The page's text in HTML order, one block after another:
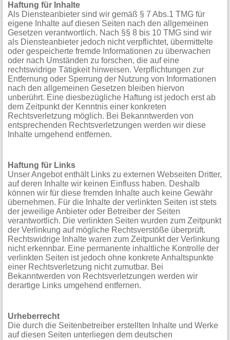
Haftung für Inhalte
Als Diensteanbieter sind wir gemäß § 7 Abs.1 TMG für
eigene Inhalte auf diesen Seiten nach den allgemeinen
Gesetzen verantwortlich. Nach §§ 8 bis 10 TMG sind wir
als Diensteanbieter jedoch nicht verpflichtet, übermittelte
oder gespeicherte fremde Informationen zu überwachen
oder nach Umständen zu forschen, die auf eine
rechtswidrige Tätigkeit hinweisen. Verpflichtungen zur
Entfernung oder Sperrung der Nutzung von Informationen
nach den allgemeinen Gesetzen bleiben hiervon
unberührt. Eine diesbezügliche Haftung ist jedoch erst ab
dem Zeitpunkt der Kenntnis einer konkreten
Rechtsverletzung möglich. Bei Bekanntwerden von
entsprechenden Rechtsverletzungen werden wir diese
Inhalte umgehend entfernen.
Haftung für Links
Unser Angebot enthält Links zu externen Webseiten Dritter,
auf deren Inhalte wir keinen Einfluss haben. Deshalb
können wir für diese fremden Inhalte auch keine Gewähr
übernehmen. Für die Inhalte der verlinkten Seiten ist stets
der jeweilige Anbieter oder Betreiber der Seiten
verantwortlich. Die verlinkten Seiten wurden zum Zeitpunkt
der Verlinkung auf mögliche Rechtsverstöße überprüft.
Rechtswidrige Inhalte waren zum Zeitpunkt der Verlinkung
nicht erkennbar. Eine permanente inhaltliche Kontrolle der
verlinkten Seiten ist jedoch ohne konkrete Anhaltspunkte
einer Rechtsverletzung nicht zumutbar. Bei
Bekanntwerden von Rechtsverletzungen werden wir
derartige Links umgehend entfernen.
Urheberrecht
Die durch die Seitenbetreiber erstellten Inhalte und Werke
auf diesen Seiten unterliegen dem deutschen